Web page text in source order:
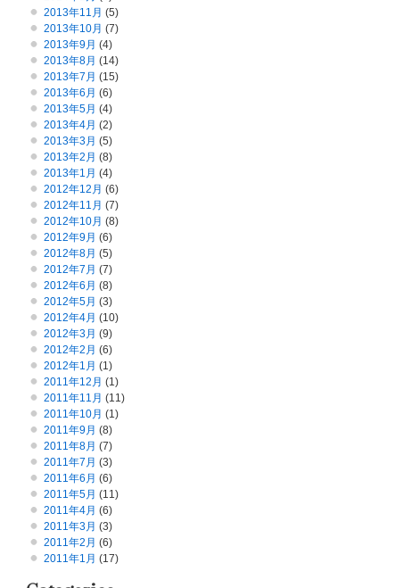
2013年11月 (5)
2013年10月 (7)
2013年9月 (4)
2013年8月 (14)
2013年7月 (15)
2013年6月 (6)
2013年5月 (4)
2013年4月 (2)
2013年3月 (5)
2013年2月 (8)
2013年1月 (4)
2012年12月 (6)
2012年11月 (7)
2012年10月 (8)
2012年9月 (6)
2012年8月 (5)
2012年7月 (7)
2012年6月 (8)
2012年5月 (3)
2012年4月 (10)
2012年3月 (9)
2012年2月 (6)
2012年1月 (1)
2011年12月 (1)
2011年11月 (11)
2011年10月 (1)
2011年9月 (8)
2011年8月 (7)
2011年7月 (3)
2011年6月 (6)
2011年5月 (11)
2011年4月 (6)
2011年3月 (3)
2011年2月 (6)
2011年1月 (17)